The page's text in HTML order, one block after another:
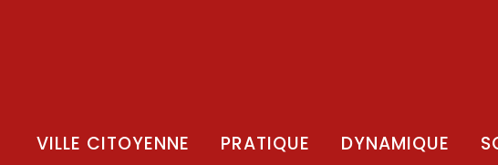
VILLE CITOYENNE PRATIQUE DYNAMIQUE